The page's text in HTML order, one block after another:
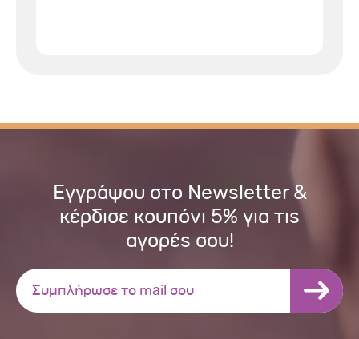
Εγγράψου στο Newsletter &
κέρδισε κουπόνι 5% για τις
αγορές σου!